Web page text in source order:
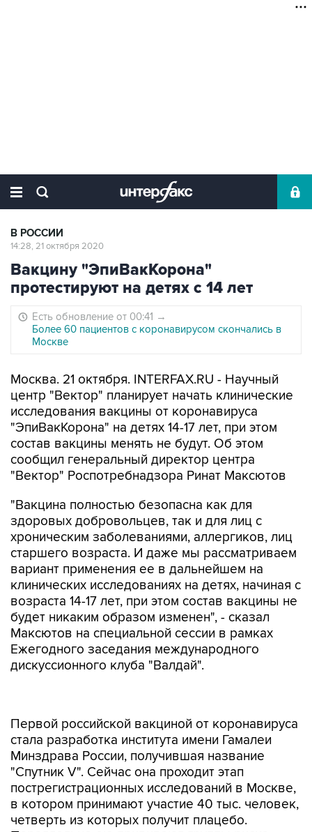
В РОССИИ
14:28, 21 октября 2020
Вакцину "ЭпиВакКорона"
протестируют на детях с 14 лет
Есть обновление от 00:41 →
Более 60 пациентов с коронавирусом скончались в
Москве
Москва. 21 октября. INTERFAX.RU - Научный
центр "Вектор" планирует начать клинические
исследования вакцины от коронавируса
"ЭпиВакКорона" на детях 14-17 лет, при этом
состав вакцины менять не будут. Об этом
сообщил генеральный директор центра
"Вектор" Роспотребнадзора Ринат Максютов
"Вакцина полностью безопасна как для
здоровых добровольцев, так и для лиц с
хроническим заболеваниями, аллергиков, лиц
старшего возраста. И даже мы рассматриваем
вариант применения ее в дальнейшем на
клинических исследованиях на детях, начиная с
возраста 14-17 лет, при этом состав вакцины не
будет никаким образом изменен", - сказал
Максютов на специальной сессии в рамках
Ежегодного заседания международного
дискуссионного клуба "Валдай".
Минздрава России, получившая название
"Спутник V". Сейчас она проходит этап
пострегистрационных исследований в Москве,
в котором принимают участие 40 тыс. человек,
четверть из которых получит плацебо.
Параллельно ею прививают группы риска –
медиков, врачей, учителей.